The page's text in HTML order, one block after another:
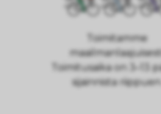
Toimitamme
Toimitusaika on 3–13
sijainnista riippuen.